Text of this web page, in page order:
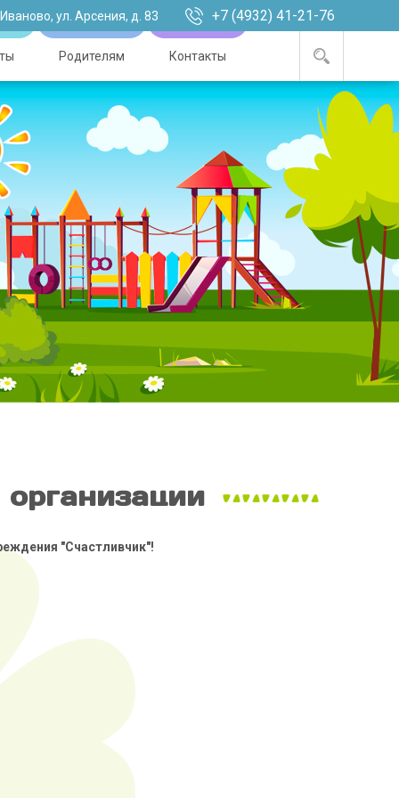
Иваново, ул. Арсения, д. 83 +7 (4932) 41-21-76
Родителям Контакты
"Счастливчик"!